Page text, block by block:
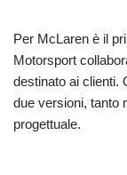
Per McLaren è il
Motorsport
destinato ai clienti.
due versioni, tanto
progettuale.